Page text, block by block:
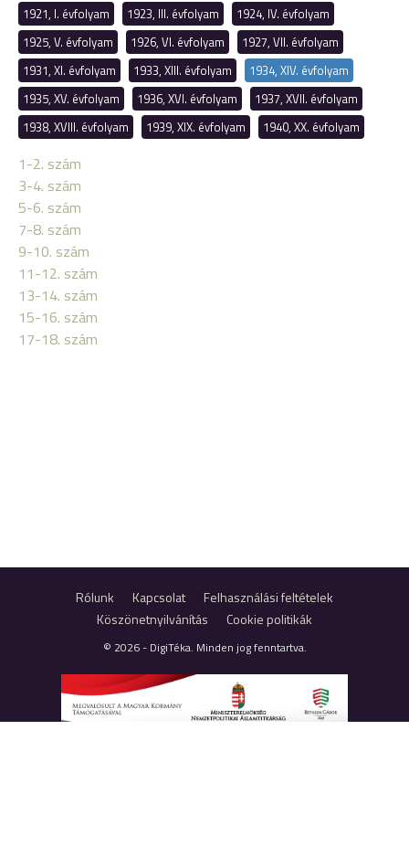
1921, I. évfolyam 1923, III. évfolyam
1924, IV. évfolyam
1925, V. évfolyam
1926, VI. évfolyam
1927, VII. évfolyam
1931, XI. évfolyam
1933, XIII. évfolyam
1934, XIV. évfolyam
1935, XV. évfolyam
1936, XVI. évfolyam
1937, XVII. évfolyam
1938, XVIII. évfolyam
1939, XIX. évfolyam 1940, XX. évfolyam
1-2. szám
3-4. szám
5-6. szám
7-8. szám
9-10. szám
11-12. szám
13-14. szám
15-16. szám
17-18. szám
Rólunk Kapcsolat
Felhasználási feltételek
Köszönetnyilvánítás
Cookie politikák
© 2026 - DigiTéka. Minden jog fenntartva.